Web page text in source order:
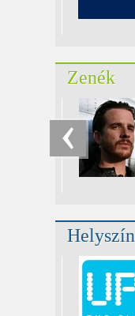
Zenék
Helyszín